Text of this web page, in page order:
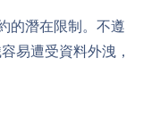
的潛在限制。不遵
易遭受資料外洩，